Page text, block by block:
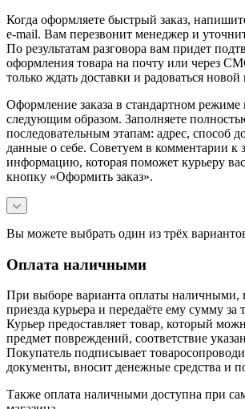
Когда оформляете быстрый заказ,
e-mail. Вам перезвонит менеджер и
По результатам разговора вам придет
оформления товара на почту или через
только ждать доставки и радоваться новой
Оформление заказа в стандартном режиме
следующим образом. Заполняете
последовательным этапам: адрес, способ
данные о себе. Советуем в комментарии к
информацию, которая поможет курьеру
кнопку «Оформить заказ».
Вы можете выбрать один из трёх
Оплата наличными
При выборе варианта оплаты наличными,
приезда курьера и передаёте ему сумму за
Курьер предоставляет товар, который
предмет повреждений, соответствие
Покупатель подписывает
документы, вносит денежные средства и
Также оплата наличными доступна при